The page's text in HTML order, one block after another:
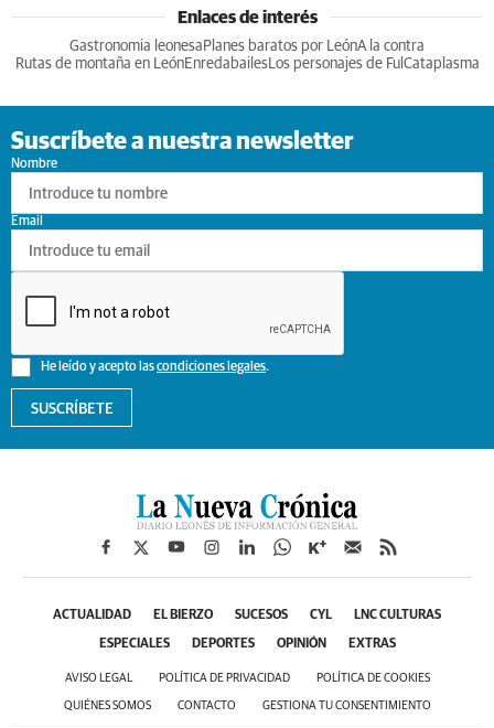
Enlaces de interés
Gastronomia leonesa Planes baratos por LeónA la contra
Rutas de montaña en LeónEnredabailesLos personajes de Ful Cataplasma
Suscríbete a nuestra newsletter
Nombre
He leído y acepto lascondiciones legales.
Email
SUSCRÍBETE
ACTUALIDAD EL BIERZO SUCESOS CYL LNC CULTURAS
ESPECIALES DEPORTES OPINIÓN EXTRAS
AVISO LEGAL POLÍTICA DE PRIVACIDAD POLÍTICA DE COOKIES
QUIÉNES SOMOS CONTACTO GESTIONA TU CONSENTIMIENTO